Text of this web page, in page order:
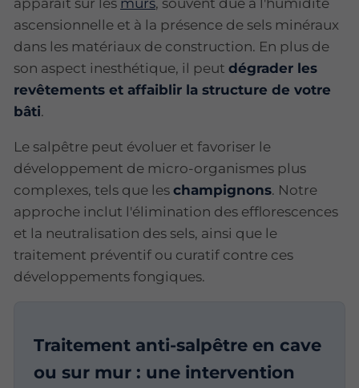
apparaît sur les murs, souvent due à l'humidité
ascensionnelle et à la présence de sels minéraux
dans les matériaux de construction. En plus de
son aspect inesthétique, il peut dégrader les
revêtements et affaiblir la structure de votre
bâti.
Le salpêtre peut évoluer et favoriser le
développement de micro-organismes plus
complexes, tels que les champignons. Notre
approche inclut l'élimination des efflorescences
et la neutralisation des sels, ainsi que le
traitement préventif ou curatif contre ces
développements fongiques.
Traitement anti-salpêtre en cave
ou sur mur : une intervention